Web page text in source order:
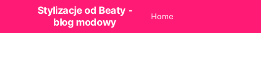
Stylizacje od Beaty -
blog modowy
Home